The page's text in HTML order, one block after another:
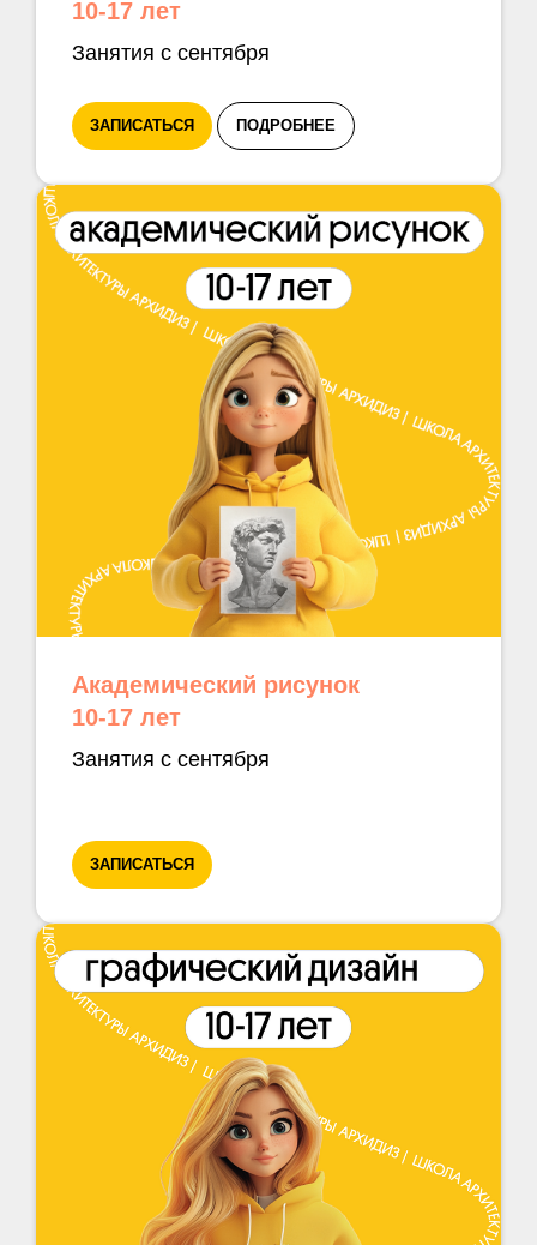
10-17 лет
Занятия с сентября
ЗАПИСАТЬСЯ ПОДРОБНЕЕ
Академический рисунок
10-17 лет
Занятия с сентября
ЗАПИСАТЬСЯ